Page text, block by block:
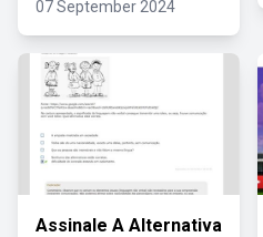
07 September 2024
Assinale A Alternativa